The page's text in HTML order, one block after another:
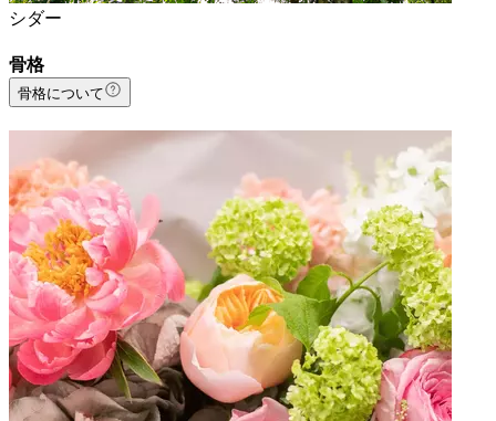
シダー
骨格
骨格について